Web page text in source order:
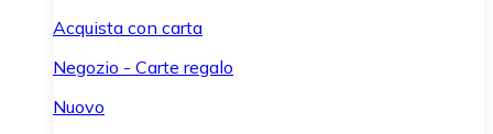
Acquista con carta
Negozio - Carte regalo
Nuovo